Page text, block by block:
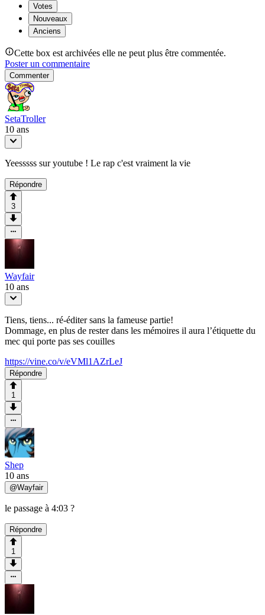
Votes
Nouveaux
Anciens
Cette box est archivées elle ne peut plus être commentée.
Poster un commentaire
Commenter
SetaTroller
10 ans
Yeesssss sur youtube ! Le rap c'est vraiment la vie
Répondre
3
Wayfair
10 ans
Tiens, tiens... ré-éditer sans la fameuse partie!
Dommage, en plus de rester dans les mémoires il aura l’étiquette du
mec qui porte pas ses couilles
https://vine.co/v/eVMl1AZrLeJ
Répondre
1
Shep
10 ans
@Wayfair
le passage à 4:03 ?
Répondre
1